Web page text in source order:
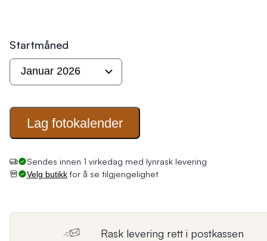
Startmåned
Lag fotokalender
Sendes innen 1 virkedag med lynrask levering
Velg butikkfor å se tilgjengelighet
Rask levering rett i postkassen